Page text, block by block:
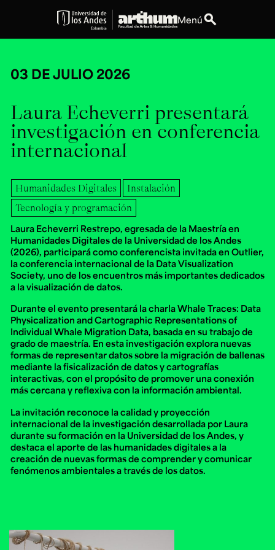
Menúsearch
Espacios expand_more
Explora ArteHum
Configuración de cookies
Universidad de los Andes | Vigilada Mineducación.
Reconocimiento como universidad: Decreto 1297 del 30
de mayo de 1964. Reconocimiento de personería jurídica:
Acreditación institucional de alta calidad, 10 años:
Resolución 000194 del 16 de enero del 2025.
Dirección
Este. Bloque K.
Arte e
Historia
del Arte
Ext. 2626
Literatura y
Narrativas Digitales
Ext. 2501
Música
Ext.
2504
Ext. 4925
Continua
Ext. 4795
03 DE JULIO 2026
Laura Echeverri presentará
investigación en conferencia
internacional
Humanidades Digitales
Instalación
Tecnología y programación
Laura Echeverri Restrepo, egresada de la Maestría en
Humanidades Digitales de la Universidad de los Andes
(2026), participará como conferencista invitada en Outlier,
la conferencia internacional de la Data Visualization
Society, uno de los encuentros más importantes dedicados
a la visualización de datos.
Durante el evento presentará la charlaWhale Traces: Data
Physicalization and Cartographic Representations of
Individual Whale Migration Data, basada en su trabajo de
grado de maestría. En esta investigación explora nuevas
formas de representar datos sobre la migración de ballenas
mediante la fisicalización de datos y cartografías
interactivas, con el propósito de promover una conexión
más cercana y reflexiva con la información ambiental.
La invitación reconoce la calidad y proyección
internacional de la investigación desarrollada por Laura
durante su formación en la Universidad de los Andes, y
destaca el aporte de las humanidades digitales a la
creación de nuevas formas de comprender y comunicar
fenómenos ambientales a través de los datos.